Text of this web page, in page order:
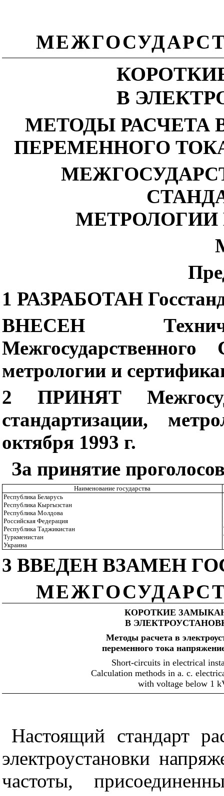
В
МЕТОДЫ РАСЧЕТА
ПЕРЕМЕННОГО
1 РАЗРАБОТАН
ВНЕСЕН
метрологии и
2
ПРИНЯТ
стандартизации,
октября 1993 г.
За принятие
Наименование государства
Республика Беларусь
Республика Кыргызстан
Республика Молдова
Российская Федерация
Республика Таджикистан
Туркменистан
Украина
3 ВВЕДЕН ВЗАМЕН
КОРОТКИЕ
В
Методы расчета в
переменного тока
Short-circuits in electrical
Calculation methods in а. с.
with voltage below 1
Настоящий стандарт
электроустановки
частоты,